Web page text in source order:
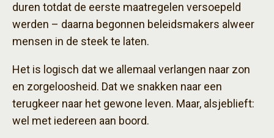
duren totdat de eerste maatregelen versoepeld
werden – daarna begonnen beleidsmakers alweer
mensen in de steek te laten.
Het is logisch dat we allemaal verlangen naar zon
en zorgeloosheid. Dat we snakken naar een
terugkeer naar het gewone leven. Maar, alsjeblieft:
wel met iedereen aan boord.